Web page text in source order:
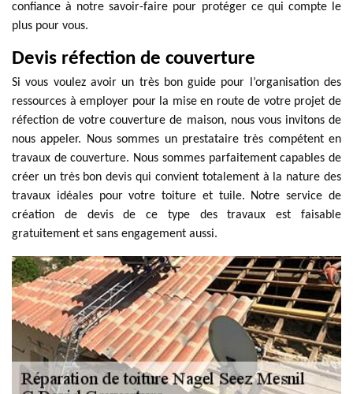
confiance à notre savoir-faire pour protéger ce qui compte le
plus pour vous.
Devis réfection de couverture
Si vous voulez avoir un très bon guide pour l’organisation des
ressources à employer pour la mise en route de votre projet de
réfection de votre couverture de maison, nous vous invitons de
nous appeler. Nous sommes un prestataire très compétent en
travaux de couverture. Nous sommes parfaitement capables de
créer un très bon devis qui convient totalement à la nature des
travaux idéales pour votre toiture et tuile. Notre service de
création de devis de ce type des travaux est faisable
gratuitement et sans engagement aussi.